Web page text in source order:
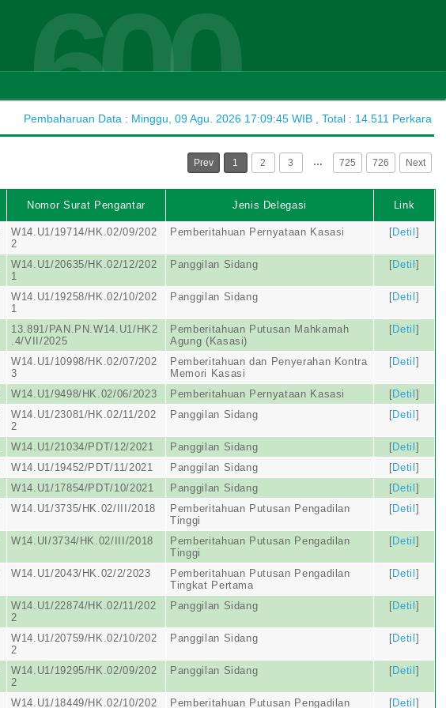
600
Pembaharuan Data : Minggu, 09 Agu. 2026 17:09:45 WIB , Total : 14.511 Perkara
Prev 1 2 3 … 725 726 Next
Nomor Surat Pengantar Jenis Delegasi Link
W14.U1/19714/HK.02/09/202
2
Pemberitahuan Pernyataan Kasasi [Detil ]
W14.U1/20635/HK.02/12/202
1
Panggilan Sidang [Detil ]
W14.U1/19258/HK.02/10/202
1
Panggilan Sidang [Detil ]
13.891/PAN.PN.W14.U1/HK2
.4/VII/2025
Pemberitahuan Putusan Mahkamah
Agung (Kasasi)
[Detil ]
W14.U1/10998/HK.02/07/202
3
Pemberitahuan dan Penyerahan Kontra
Memori Kasasi
[Detil ]
W14.U1/9498/HK.02/06/2023 Pemberitahuan Pernyataan Kasasi [Detil ]
W14.U1/23081/HK.02/11/202
2
Panggilan Sidang [Detil ]
W14.U1/21034/PDT/12/2021 Panggilan Sidang [Detil ]
W14.U1/19452/PDT/11/2021 Panggilan Sidang [Detil ]
W14.U1/17854/PDT/10/2021 Panggilan Sidang [Detil ]
W14.U1/3735/HK.02/III/2018
Pemberitahuan Putusan Pengadilan
Tinggi
[Detil ]
W14.UI/3734/HK.02/III/2018
Pemberitahuan Putusan Pengadilan
Tinggi
[Detil ]
W14.U1/2043/HK.02/2/2023
Pemberitahuan Putusan Pengadilan
Tingkat Pertama
[Detil ]
W14.U1/22874/HK.02/11/202
2
Panggilan Sidang [Detil ]
W14.U1/20759/HK.02/10/202
2
Panggilan Sidang [Detil ]
W14.U1/19295/HK.02/09/202
2
Panggilan Sidang [Detil ]
W14.U1/18449/HK.02/10/202 Pemberitahuan Putusan Pengadilan [Detil ]